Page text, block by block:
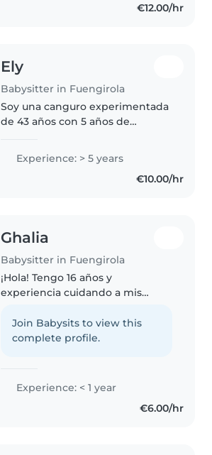
€12.00/hr
Ely
Babysitter in Fuengirola
Soy una canguro experimentada
de 43 años con 5 años de
todas las edades, desde bebés
hasta adolescentes. Tengo
Experience: > 5 years
€10.00/hr
Ghalia
Babysitter in Fuengirola
¡Hola! Tengo 16 años y
experiencia cuidando a mis
acostumbrada a estar con niños
y atender sus necesidades. Soy
Join Babysits to view this
complete profile.
Experience: < 1 year
€6.00/hr